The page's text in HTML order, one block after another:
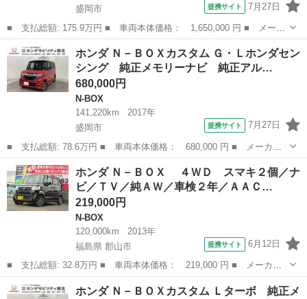
盛岡市
提携サイト 7月27日
■ 支払総額: 175.9万円 ■ 車両本体価格： 1,650,000 円 ■ メーカ
ー名： ホンダ ■ 車種名： Ｎ－ＢＯＸ ■ グレード名： ベース
グレード 純正メモリーナビ 片側電動スライドドア ホンダセンシ
ング ク...
岩手 N-BOX
ホンダ Ｎ－ＢＯＸカスタム Ｇ・Ｌホンダセン
シング 純正メモリーナビ 純正アル…
680,000円
N-BOX
141,220km
2017年
盛岡市
提携サイト 7月27日
■ 支払総額: 78.6万円 ■ 車両本体価格： 680,000 円 ■ メーカー
名： ホンダ ■ 車種名： Ｎ－ＢＯＸカスタム ■ グレード名：
Ｇ・Ｌホンダセンシング 純正メモリーナビ 純正アルミホイール
エンジンスタ...
岩手 盛岡市 N-BOX
ホンダ Ｎ－ＢＯＸ ４ＷＤ スマキ２個／ナ
ビ／ＴＶ／純ＡＷ／車検２年／ＡＡＣ…
219,000円
N-BOX
120,000km
2013年
福島県 郡山市
提携サイト 6月12日
■ 支払総額: 32.8万円 ■ 車両本体価格： 219,000 円 ■ メーカー
名： ホンダ ■ 車種名： Ｎ－ＢＯＸ ■ グレード名： ４Ｗ
Ｄ スマキ２個／ナビ／ＴＶ／純ＡＷ／車検２年／ＡＡＣ／ＥＴＣ
福島 N-BOX
ホンダ Ｎ－ＢＯＸカスタム Ｌターボ 純正メ